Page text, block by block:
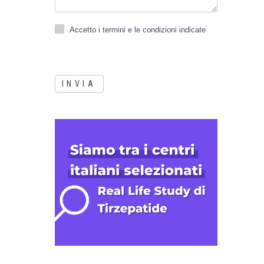
Accettoi termini e le condizioni indicate
INVIA